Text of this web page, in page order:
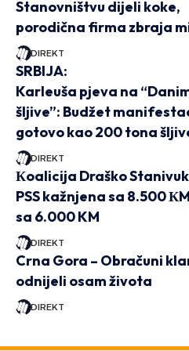
Stanovništvu dijeli koke,
porodična firma zbraja
DIREKT
SRBIJA:
Karleuša pjeva na
šljive”: Budžet
gotovo kao 200 tona
DIREKT
Кoalicija Draško
PSS kažnjena sa 8.500
sa 6.000 KM
DIREKT
Crna Gora – Obračuni
odnijeli osam života
DIREKT